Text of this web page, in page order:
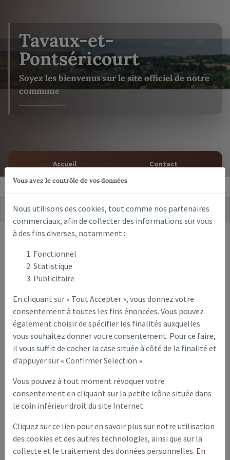
Vous avez le contrôle de vos données
Nous utilisons des cookies, tout comme nos partenaires
commerciaux, afin de collecter des informations sur vous
à des fins diverses, notamment :
Fonctionnel
Statistique
Publicitaire
En cliquant sur « Tout Accepter », vous donnez votre
consentement à toutes les fins énoncées. Vous pouvez
également choisir de spécifier les finalités auxquelles
vous souhaitez donner votre consentement. Pour ce faire,
il vous suffit de cocher la case située à côté de la finalité et
d’appuyer sur « Confirmer Selection ».
Vous pouvez à tout moment révoquer votre
consentement en cliquant sur la petite icône située dans
le coin inférieur droit du site Internet.
Cliquez sur ce lien pour en savoir plus sur notre utilisation
des cookies et des autres technologies, ainsi que sur la
collecte et le traitement des données personnelles. En
Tavaux-et-
Pontséricourt
Soyez les bienvenus sur le site officiel de notre
commune
Accueil Contact
Actualités Toutes
Tavaux-et-Pontséricourt - Actualités
Tavaux-et-Pontséricourt
PLANNING FRANCE SERVICES
FOYER RURAL ASSEMBLEE GENERALE
Réunion du Foyer Rural- Venez nous rencontrer !